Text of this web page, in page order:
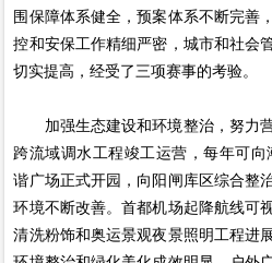
围保障体系健全，预案体系不断完善
控和安保工作精细严密，城市和社会
切实提高，经受了三项赛事的考验。
加强生态建设和环境整治，努力
跨流域调水工程竣工运营，每年可
谐广场正式开园，向阳闸库区综合整
环境不断改善。首都机场起降航线可
清洗粉饰和奥运景观夜景照明工程进